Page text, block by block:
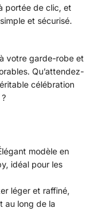
portée de clic, et
et sécurisé.
à votre garde-robe et
Qu’attendez-
célébration
modèle en
idéal pour les
léger et raffiné,
au long de la